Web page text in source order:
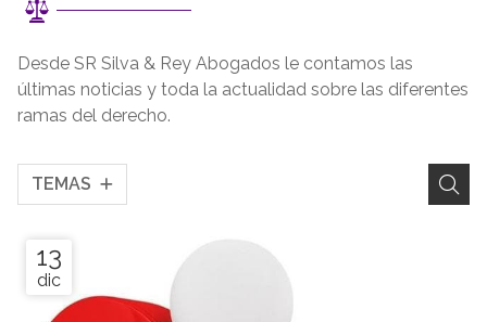
Desde SR Silva & Rey Abogados le contamos las
últimas noticias y toda la actualidad sobre las diferentes
ramas del derecho.
TEMAS
13
dic